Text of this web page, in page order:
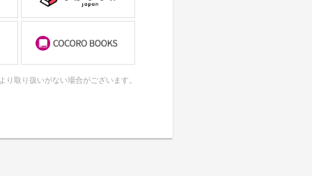
り取り扱いがない場合がございます。